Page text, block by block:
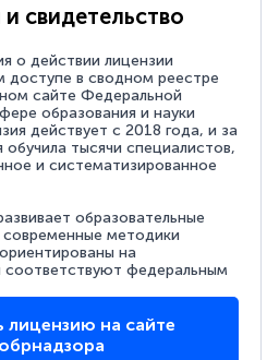
свидетельство
о действии лицензии
в сводном реестре
сайте Федеральной
образования и науки
действует с 2018 года, и за
обучила тысячи специалистов,
и систематизированное
образовательные
методики
на
соответствуют федеральным
лицензию на сайте